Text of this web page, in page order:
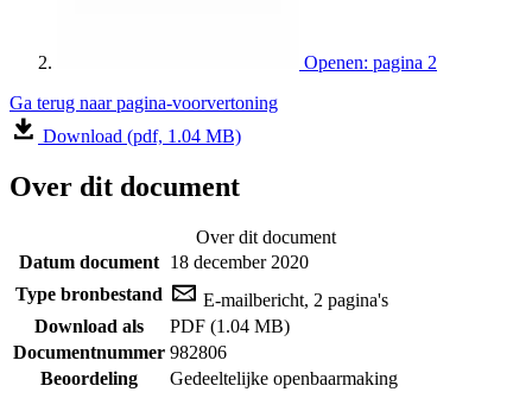
Openen: pagina 2
Ga terug naar pagina-voorvertoning
Download (pdf, 1.04 MB)
Over dit document
Over dit document
Datum document 18 december 2020
Type bronbestand
E-mailbericht, 2 pagina's
Download als
PDF (1.04 MB)
Documentnummer 982806
Beoordeling
Gedeeltelijke openbaarmaking